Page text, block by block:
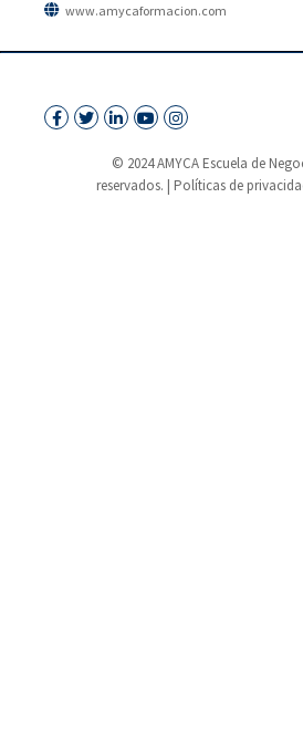
www.amycaformacion.com
© 2024 AMYCA Escuela de
reservados. | Políticas de